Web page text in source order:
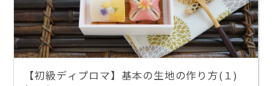
【初級ディプロマ】基本の生地の作り方(１)